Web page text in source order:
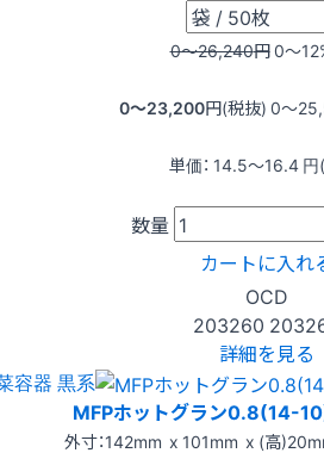
0〜26,240円0〜12
0〜23,200円(税抜) 0〜
単価： 14.5〜16.4 円
数量
カートに入れ
OCD
203260
詳細を見る
容器 黒系
MFPホットグラン0.8(14-
外寸：142mm x 101mm x (高